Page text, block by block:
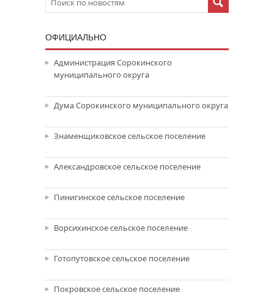
ОФИЦИАЛЬНО
Администрация Сорокинского
муниципального округа
Дума Сорокинского муниципального округа
Знаменщиковское сельское поселение
Александровское сельское поселение
Пинигинское сельское поселение
Ворсихинское сельское поселение
Готопутовское сельское поселение
Покровское сельское поселение